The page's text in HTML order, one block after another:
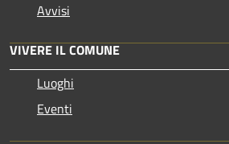
Avvisi
VIVERE IL COMUNE
Luoghi
Eventi